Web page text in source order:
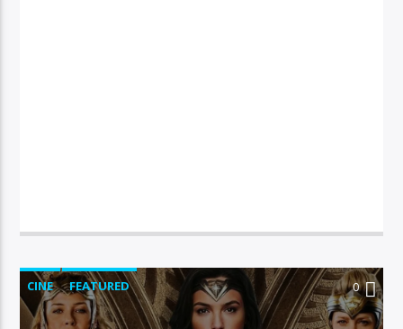
CINE FEATURED 0